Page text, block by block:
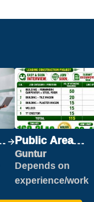
Public Area
Cleaner
Guntur
Depends on
experience/work